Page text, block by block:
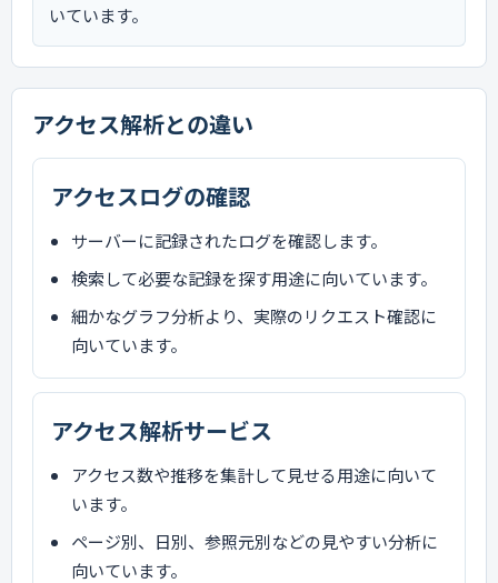
いています。
アクセス解析との違い
アクセスログの確認
サーバーに記録されたログを確認します。
検索して必要な記録を探す用途に向いています。
細かなグラフ分析より、実際のリクエスト確認に
向いています。
アクセス解析サービス
アクセス数や推移を集計して見せる用途に向いて
います。
ページ別、日別、参照元別などの見やすい分析に
向いています。